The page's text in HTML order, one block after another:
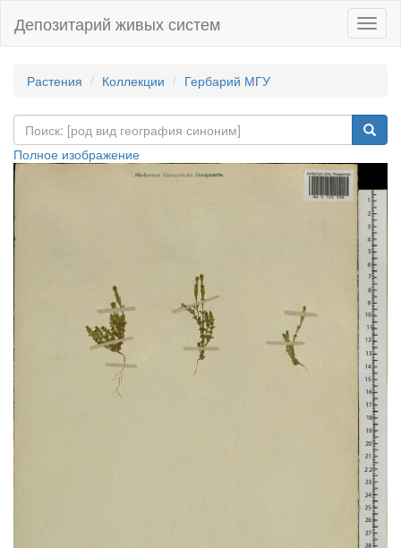
Депозитарий живых систем
Растения Коллекции Гербарий МГУ
Полное изображение